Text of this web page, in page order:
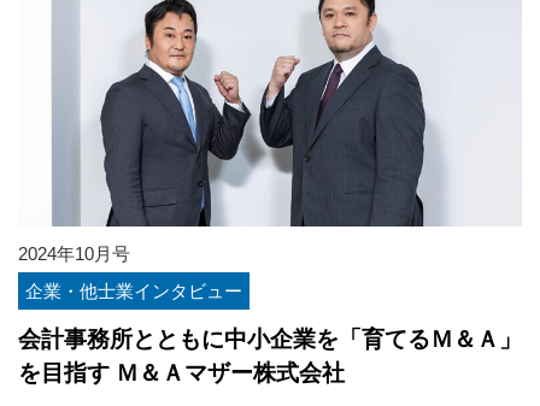
2024年10月号
企業・他士業インタビュー
会計事務所とともに中小企業を「育てるＭ＆Ａ」
を目指す Ｍ＆Ａマザー株式会社